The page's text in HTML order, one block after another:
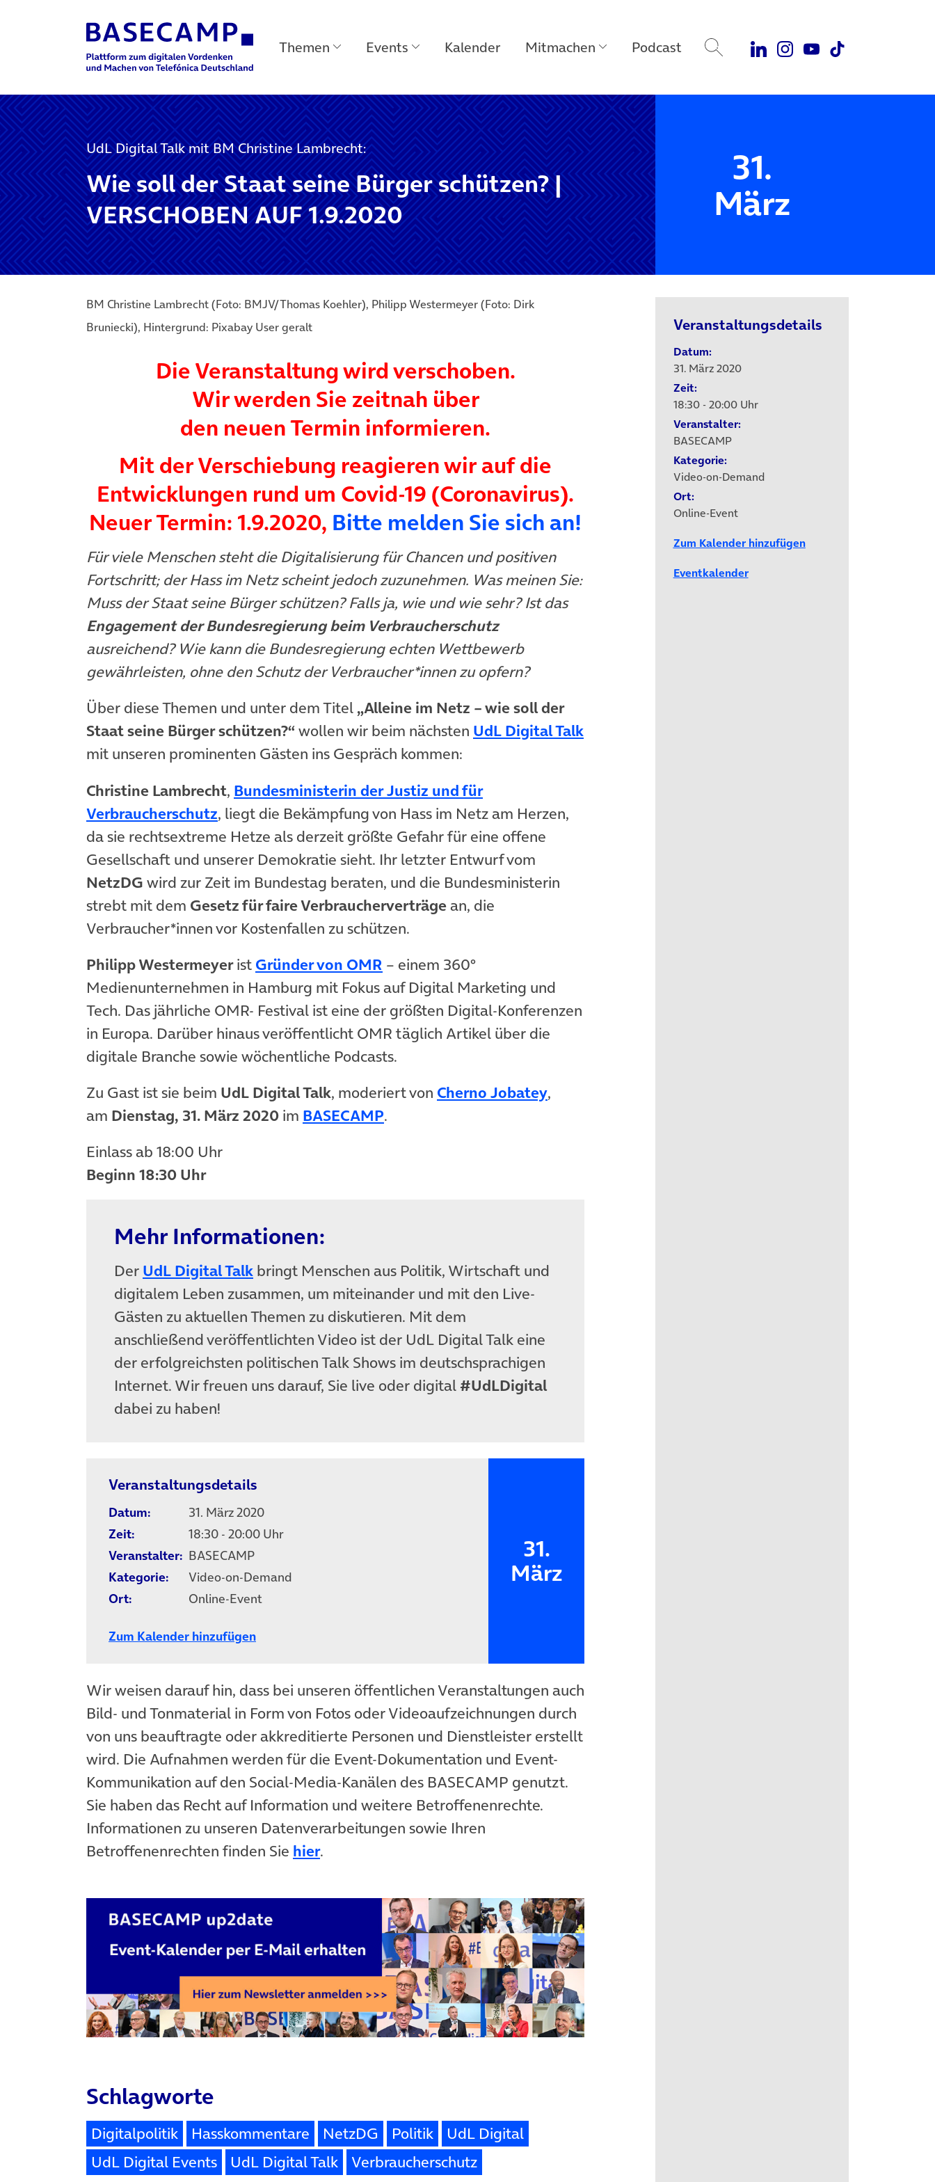
Main Navigation Themen Events Kalender Mitmachen Podcast
UdL Digital Talk mit BM Christine Lambrecht:
Wie soll der Staat seine Bürger schützen? |
VERSCHOBEN AUF 1.9.2020
31.
März
BM Christine Lambrecht (Foto: BMJV/Thomas Koehler), Philipp Westermeyer (Foto: Dirk
Bruniecki), Hintergrund: Pixabay User geralt
Die Veranstaltung wird verschoben.
Wir werden Sie zeitnah über
den neuen Termin informieren.
Mit der Verschiebung reagieren wir auf die
Entwicklungen rund um Covid-19 (Coronavirus).
Neuer Termin: 1.9.2020, Bitte melden Sie sich an!
Für viele Menschen steht die Digitalisierung für Chancen und positiven
Fortschritt; der Hass im Netz scheint jedoch zuzunehmen. Was meinen Sie:
Muss der Staat seine Bürger schützen? Falls ja, wie und wie sehr? Ist das
Engagement der Bundesregierung beim Verbraucherschutz
ausreichend? Wie kann die Bundesregierung echten Wettbewerb
gewährleisten, ohne den Schutz der Verbraucher*innen zu opfern?
Über diese Themen und unter dem Titel „Alleine im Netz – wie soll der
Staat seine Bürger schützen?“wollen wir beim nächsten UdL Digital Talk
(öffnet in neuem Tab)
mit unseren prominenten Gästen ins Gespräch kommen:
Christine Lambrecht, Bundesministerin der Justiz und für
Verbraucherschutz(öffnet in neuem Tab)
, liegt die Bekämpfung von Hass im Netz am Herzen,
da sie rechtsextreme Hetze als derzeit größte Gefahr für eine offene
Gesellschaft und unserer Demokratie sieht. Ihr letzter Entwurf vom
NetzDG wird zur Zeit im Bundestag beraten, und die Bundesministerin
strebt mit dem Gesetz für faire Verbraucherverträgean, die
Verbraucher*innen vor Kostenfallen zu schützen.
Philipp Westermeyerist Gründer von OMR – einem 360°
Medienunternehmen in Hamburg mit Fokus auf Digital Marketing und
Tech. Das jährliche OMR- Festival ist eine der größten Digital-Konferenzen
in Europa. Darüber hinaus veröffentlicht OMR täglich Artikel über die
digitale Branche sowie wöchentliche Podcasts.
Zu Gast ist sie beim UdL Digital Talk, moderiert von Cherno Jobatey,
am Dienstag, 31. März 2020 im BASECAMP.
Einlass ab 18:00 Uhr
Beginn 18:30 Uhr
Mehr Informationen:
Der UdL Digital Talk bringt Menschen aus Politik, Wirtschaft und
digitalem Leben zusammen, um miteinander und mit den Live-
Gästen zu aktuellen Themen zu diskutieren. Mit dem
anschließend veröffentlichten Video ist der UdL Digital Talk eine
der erfolgreichsten politischen Talk Shows im deutschsprachigen
Internet. Wir freuen uns darauf, Sie live oder digital#UdLDigital
dabei zu haben!
Veranstaltungsdetails
Datum:
31. März 2020
Zeit:
18:30 - 20:00 Uhr
Veranstalter: BASECAMP
Kategorie:
Video-on-Demand
Ort:
Online-Event
Zum Kalender hinzufügen
31.
März
Wir weisen darauf hin, dass bei unseren öffentlichen Veranstaltungen auch
Bild- und Tonmaterial in Form von Fotos oder Videoaufzeichnungen durch
von uns beauftragte oder akkreditierte Personen und Dienstleister erstellt
wird. Die Aufnahmen werden für die Event-Dokumentation und Event-
Kommunikation auf den Social-Media-Kanälen des BASECAMP genutzt.
Sie haben das Recht auf Information und weitere Betroffenenrechte.
Informationen zu unseren Datenverarbeitungen sowie Ihren
Betroffenenrechten finden Sie hier.
Schlagworte
Digitalpolitik Hasskommentare NetzDG Politik
UdL Digital
UdL Digital Events
UdL Digital Talk Verbraucherschutz
Veranstaltungsdetails
Datum:
31. März 2020
Zeit:
18:30 - 20:00 Uhr
Veranstalter:
BASECAMP
Kategorie:
Video-on-Demand
Ort:
Online-Event
Zum Kalender hinzufügen
Eventkalender